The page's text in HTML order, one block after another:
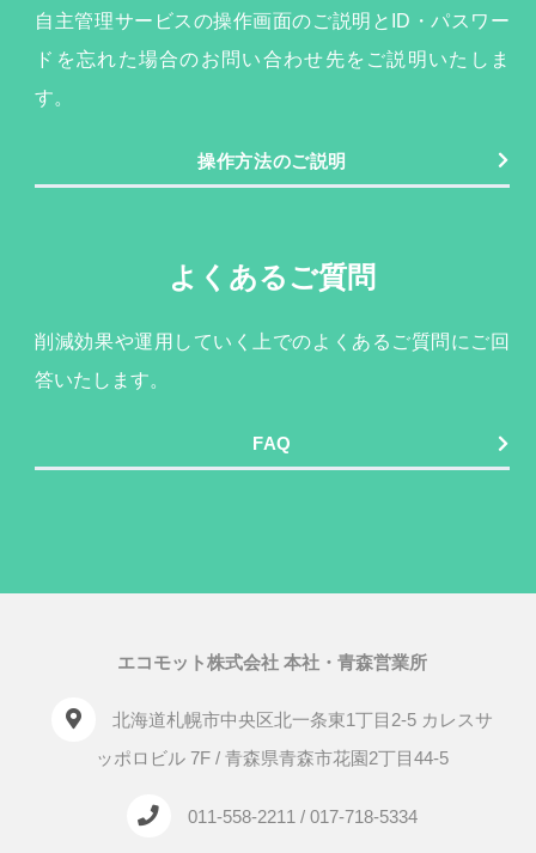
自主管理サービスの操作画面のご説明とID・パスワー
ドを忘れた場合のお問い合わせ先をご説明いたしま
す。
操作方法のご説明
よくあるご質問
削減効果や運用していく上でのよくあるご質問にご回
答いたします。
FAQ
エコモット株式会社 本社・青森営業所
北海道札幌市中央区北一条東1丁目2-5 カレスサ
ッポロビル 7F / 青森県青森市花園2丁目44-5
011-558-2211 / 017-718-5334